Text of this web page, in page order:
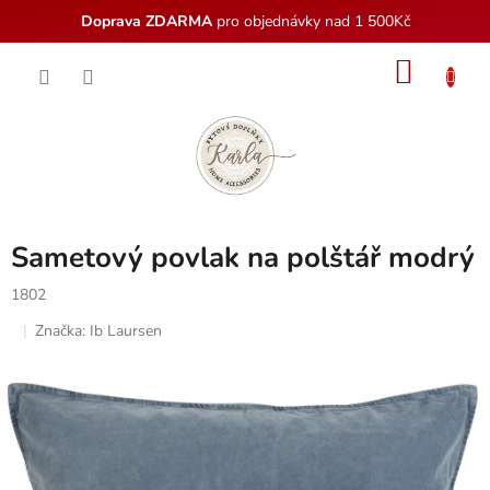
Doprava ZDARMApro objednávky nad 1 500Kč
Sametový povlak na polštář modrý
1802
Značka: Ib Laursen